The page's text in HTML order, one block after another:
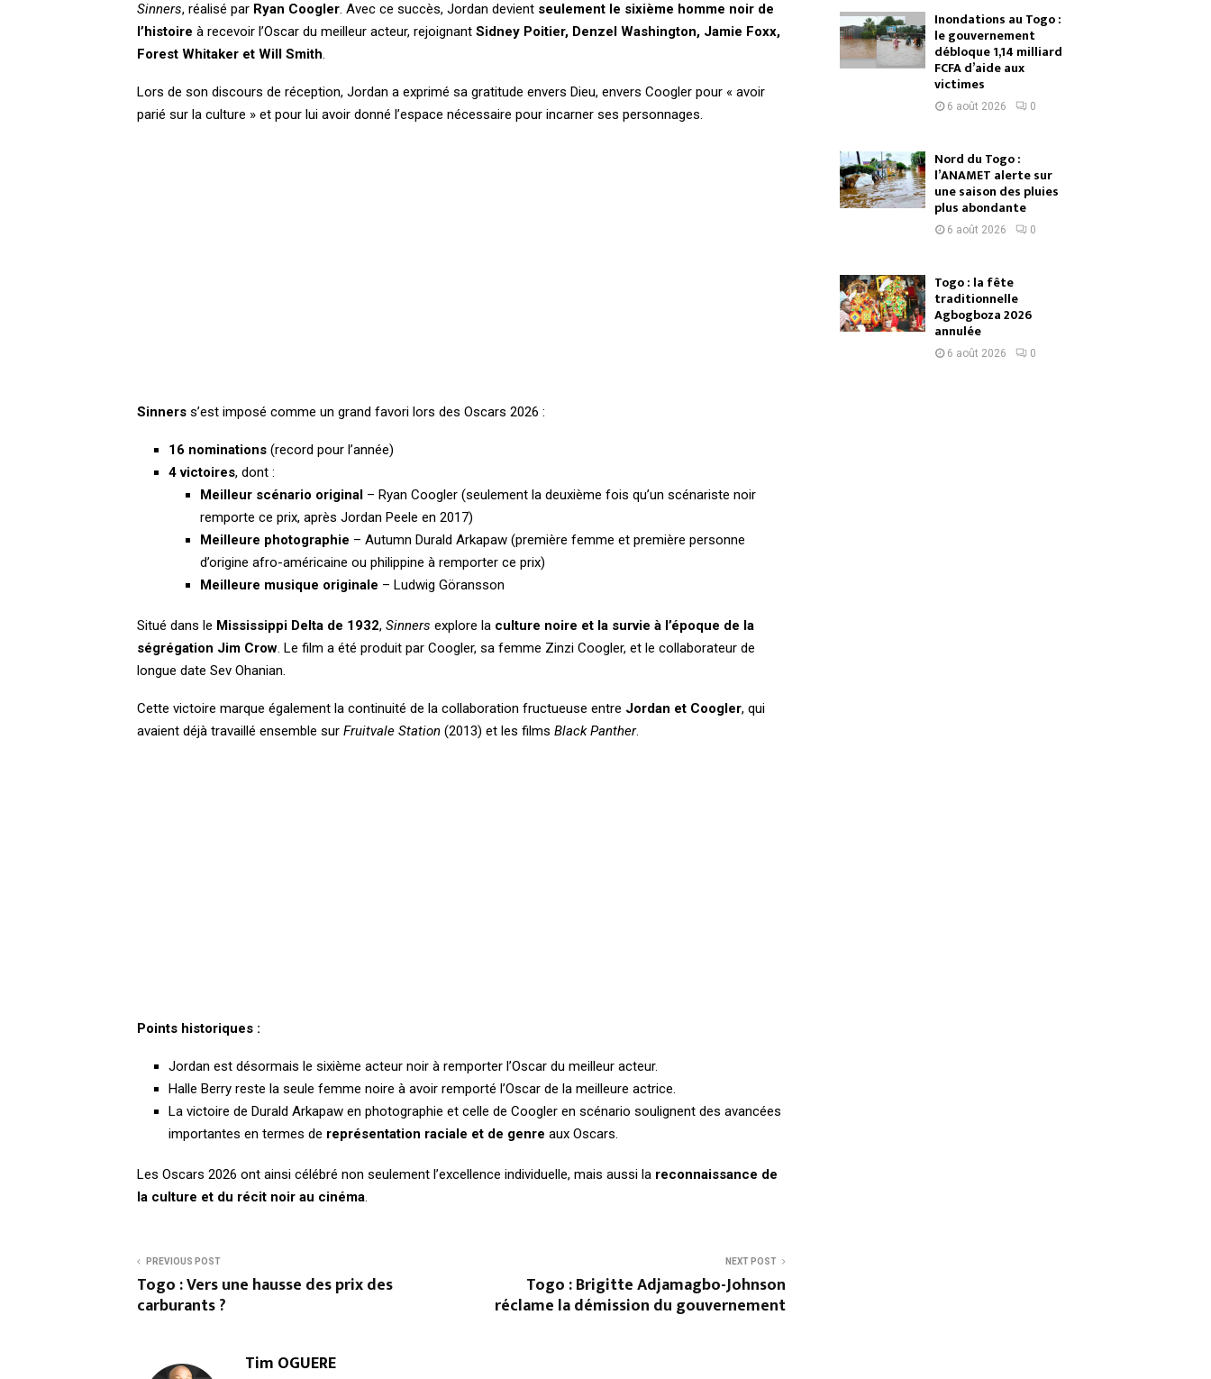
Sinners, réalisé par Ryan Coogler. Avec ce succès, Jordan devient seulement le sixième homme noir de
l’histoire à recevoir l’Oscar du meilleur acteur, rejoignant Sidney Poitier, Denzel Washington, Jamie Foxx,
Forest Whitaker et Will Smith.
Lors de son discours de réception, Jordan a exprimé sa gratitude envers Dieu, envers Coogler pour « avoir
parié sur la culture » et pour lui avoir donné l’espace nécessaire pour incarner ses personnages.
Sinners s’est imposé comme un grand favori lors des Oscars 2026 :
16 nominations (record pour l’année)
4 victoires, dont :
Meilleur scénario original – Ryan Coogler (seulement la deuxième fois qu’un scénariste noir
remporte ce prix, après Jordan Peele en 2017)
Meilleure photographie – Autumn Durald Arkapaw (première femme et première personne
d’origine afro-américaine ou philippine à remporter ce prix)
Meilleure musique originale – Ludwig Göransson
Situé dans le Mississippi Delta de 1932, Sinners explore la culture noire et la survie à l’époque de la
ségrégation Jim Crow. Le film a été produit par Coogler, sa femme Zinzi Coogler, et le collaborateur de
longue date Sev Ohanian.
Cette victoire marque également la continuité de la collaboration fructueuse entre Jordan et Coogler, qui
avaient déjà travaillé ensemble sur Fruitvale Station (2013) et les films Black Panther.
Points historiques :
Jordan est désormais le sixième acteur noir à remporter l’Oscar du meilleur acteur.
Halle Berry reste la seule femme noire à avoir remporté l’Oscar de la meilleure actrice.
La victoire de Durald Arkapaw en photographie et celle de Coogler en scénario soulignent des avancées
importantes en termes de représentation raciale et de genre aux Oscars.
Les Oscars 2026 ont ainsi célébré non seulement l’excellence individuelle, mais aussi la reconnaissance de
la culture et du récit noir au cinéma.
PREVIOUS POST
Togo : Vers une hausse des prix des
carburants ?
NEXT POST
Togo : Brigitte Adjamagbo-Johnson
réclame la démission du gouvernement
Tim OGUERE
Inondations au Togo :
le gouvernement
débloque 1,14 milliard
FCFA d’aide aux
victimes
6 août 2026 0
Nord du Togo :
l’ANAMET alerte sur
une saison des pluies
plus abondante
6 août 2026 0
Togo : la fête
traditionnelle
Agbogboza 2026
annulée
6 août 2026 0